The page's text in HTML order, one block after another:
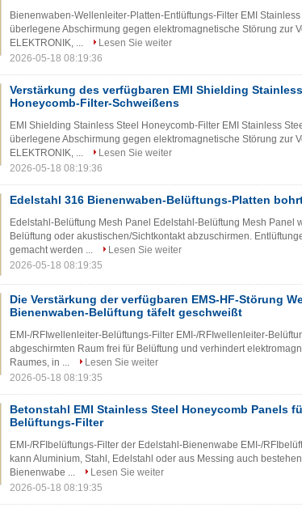
Bienenwaben-Wellenleiter-Platten-Entlüftungs-Filter EMI
überlegene Abschirmung gegen elektromagnetische Störung zur
ELEKTRONIK, ...
Lesen Sie weiter
2026-05-18 08:19:36
Verstärkung des verfügbaren EMI Shielding
Honeycomb-Filter-Schweißens
EMI Shielding Stainless Steel Honeycomb-Filter EMI Stainless
überlegene Abschirmung gegen elektromagnetische Störung zur
ELEKTRONIK, ...
Lesen Sie weiter
2026-05-18 08:19:36
Edelstahl 316 Bienenwaben-Belüftungs-Platten
Edelstahl-Belüftung Mesh Panel Edelstahl-Belüftung Mesh Panel
Belüftung oder akustischen/Sichtkontakt abzuschirmen.
gemacht werden ...
Lesen Sie weiter
2026-05-18 08:19:35
Die Verstärkung der verfügbaren EMS-HF-Störung
Bienenwaben-Belüftung täfelt geschweißt
EMI-/RFIwellenleiter-Belüftungs-Filter EMI-/RFIwellenleiter-
abgeschirmten Raum frei für Belüftung und verhindert
Raumes, in ...
Lesen Sie weiter
2026-05-18 08:19:35
Betonstahl EMI Stainless Steel Honeycomb Panels
Belüftungs-Filter
EMI-/RFIbelüftungs-Filter der Edelstahl-Bienenwabe EMI-/
kann Aluminium, Stahl, Edelstahl oder aus Messing auch
Bienenwabe ...
Lesen Sie weiter
2026-05-18 08:19:35